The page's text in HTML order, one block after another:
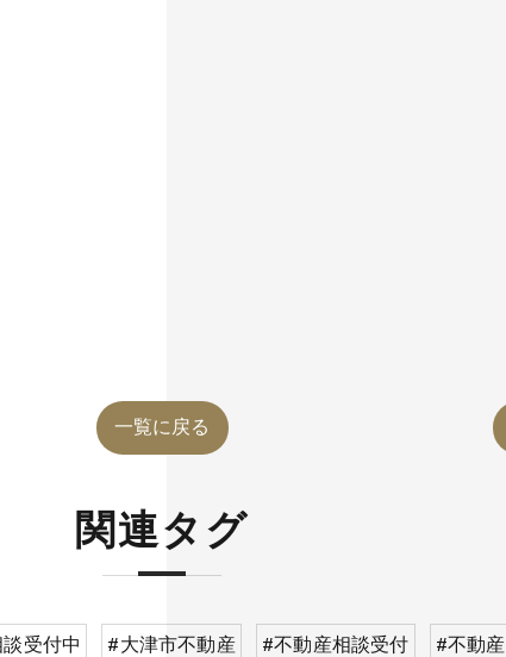
一覧に戻る
関連タグ
受付中 #大津市不動産 #不動産相談受付 #不動産